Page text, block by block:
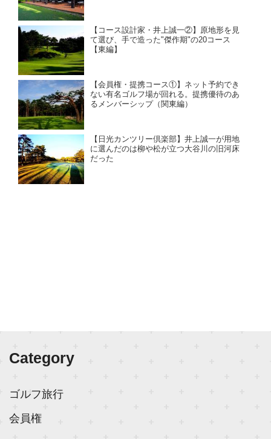
【コース設計家・井上誠一②】原地形を見
て選び、手で造った"傑作期"の20コース
【東編】
【会員権・提携コース①】ネット予約でき
ない有名ゴルフ場が回れる。提携優待のあ
るメンバーシップ（関東編）
【日光カンツリー倶楽部】井上誠一が用地
に選んだのは柳や松が立つ大谷川の旧河床
だった
Category
ゴルフ旅行
会員権